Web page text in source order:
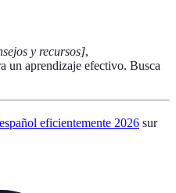
y recursos],
un aprendizaje efectivo. Busca
eficientemente 2026 sur